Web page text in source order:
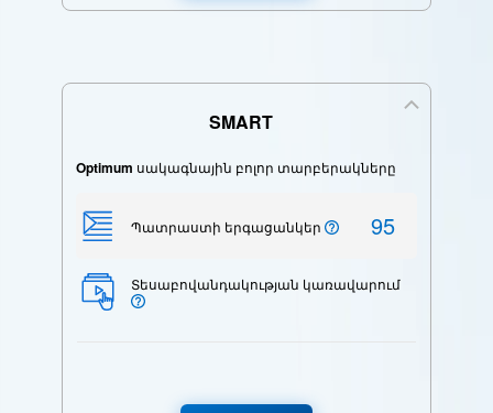
SMART
Optimum սակագնային բոլոր տարբերակները
Պատրաստի երգացանկեր 95
Տեսաբովանդակության կառավարում